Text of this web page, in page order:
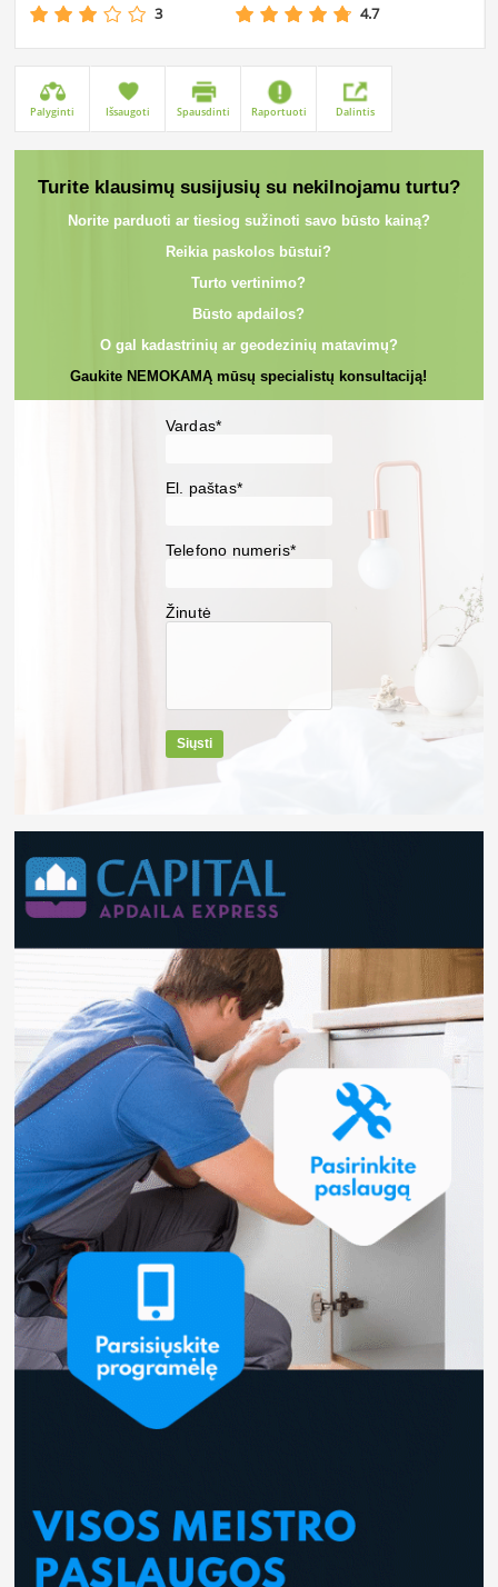
3
4.7
Palyginti Išsaugoti Spausdinti Raportuoti Dalintis
Turite klausimų susijusių su nekilnojamu turtu?
Norite parduoti ar tiesiog sužinoti savo būsto kainą?
Reikia paskolos būstui?
Turto vertinimo?
Būsto apdailos?
O gal kadastrinių ar geodezinių matavimų?
Gaukite NEMOKAMĄ mūsų specialistų konsultaciją!
Vardas*
El. paštas*
Telefono numeris*
Žinutė
Siųsti